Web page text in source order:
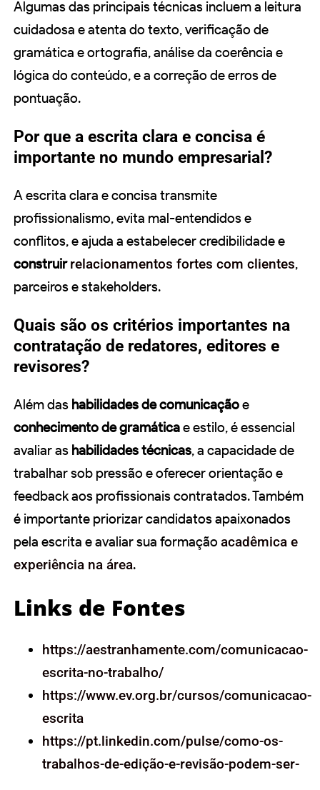
Algumas das principais técnicas incluem a leitura
cuidadosa e atenta do texto, verificação de
gramática e ortografia, análise da coerência e
lógica do conteúdo, e a correção de erros de
pontuação.
Por que a escrita clara e concisa é
importante no mundo empresarial?
A escrita clara e concisa transmite
profissionalismo, evita mal-entendidos e
conflitos, e ajuda a estabelecer credibilidade e
construirrelacionamentos fortes com clientes,
parceiros e stakeholders.
Quais são os critérios importantes na
contratação de redatores, editores e
revisores?
Além das habilidades de comunicaçãoe
conhecimento de gramáticae estilo, é essencial
avaliar as habilidades técnicas, a capacidade de
trabalhar sob pressão e oferecer orientação e
feedback aos profissionais contratados. Também
é importante priorizar candidatos apaixonados
pela escrita e avaliar sua formação acadêmica e
experiência na área.
Links de Fontes
https://aestranhamente.com/comunicacao-
escrita-no-trabalho/
https://www.ev.org.br/cursos/comunicacao-
escrita
https://pt.linkedin.com/pulse/como-os-
trabalhos-de-edição-e-revisão-podem-ser-